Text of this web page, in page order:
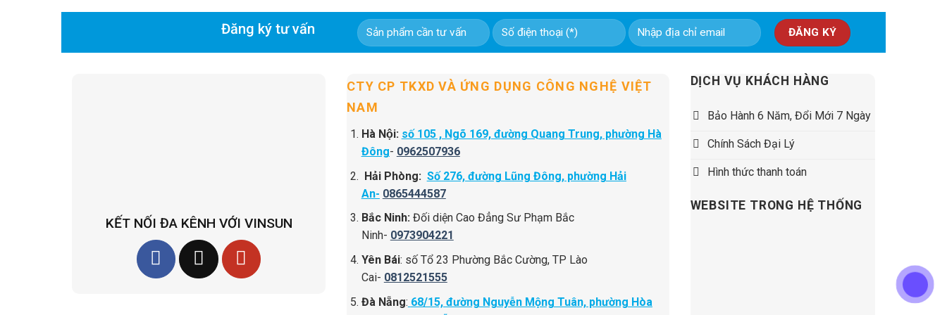
5,500,000 ₫.
Đăng ký tư vấn
KẾT NỐI ĐA KÊNH VỚI VINSUN
CTY CP TKXD VÀ ỨNG DỤNG CÔNG NGHỆ VIỆT
NAM
Hà Nội: số 105 , Ngõ 169, đường Quang Trung, phường Hà
Đông- 0962507936
Hải Phòng: Số 276, đường Lũng Đông, phường Hải
An- 0865444587
Bắc Ninh: Đối diện Cao Đẳng Sư Phạm Bắc
Ninh- 0973904221
Yên Bái: số Tổ 23 Phường Bắc Cường, TP Lào
Cai- 0812521555
Đà Nẵng: 68/15, đường Nguyễn Mộng Tuân, phường Hòa
DỊCH VỤ KHÁCH HÀNG
Bảo Hành 6 Năm, Đổi Mới 7 Ngày
Chính Sách Đại Lý
Hình thức thanh toán
WEBSITE TRONG HỆ THỐNG